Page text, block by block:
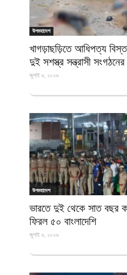
উপমহাদেশ
খাগড়াছড়িতে আধিপত্য
দুই সশস্ত্র সন্ত্রাসী
জুলাই ৬, ২০২৬
উপমহাদেশ
ভারতে দুই থেকে সাত বছর
ফিরল ৫০ বাংলাদেশি
জুলাই ৬, ২০২৬